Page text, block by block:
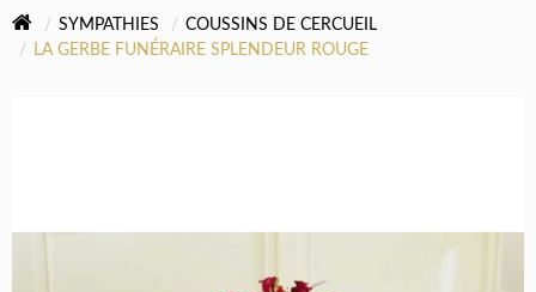
SYMPATHIES
COUSSINS DE CERCUEIL
LA GERBE FUNÉRAIRE SPLENDEUR ROUGE